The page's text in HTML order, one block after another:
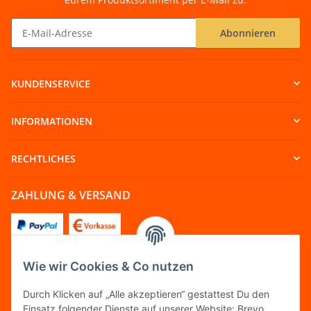
Wie wir Cookies & Co nutzen
Durch Klicken auf „Alle akzeptieren“ gestattest Du den
Abonnieren
KUNDENSERVICE
INFORMATIONEN
RECHTLICHES
ZAHLUNG & VERSAND
FOLGT UNS